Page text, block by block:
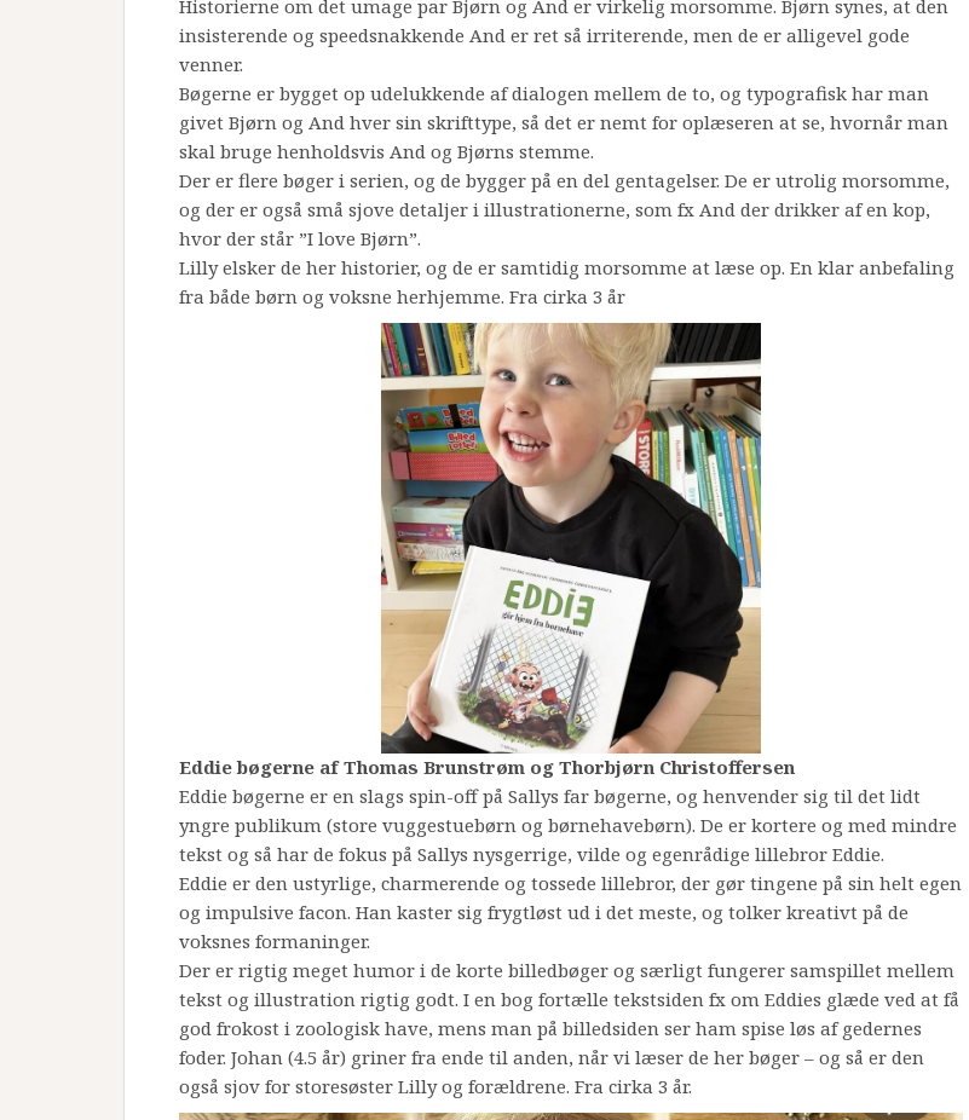
Historierne om det umage par Bjørn og And er virkelig morsomme. Bjørn synes, at den
insisterende og speedsnakkende And er ret så irriterende, men de er alligevel gode
venner.
Bøgerne er bygget op udelukkende af dialogen mellem de to, og typografisk har man
givet Bjørn og And hver sin skrifttype, så det er nemt for oplæseren at se, hvornår man
skal bruge henholdsvis And og Bjørns stemme.
Der er flere bøger i serien, og de bygger på en del gentagelser. De er utrolig morsomme,
og der er også små sjove detaljer i illustrationerne, som fx And der drikker af en kop,
hvor der står ”I love Bjørn”.
Lilly elsker de her historier, og de er samtidig morsomme at læse op. En klar anbefaling
fra både børn og voksne herhjemme. Fra cirka 3 år
Eddie bøgerne af Thomas Brunstrøm og Thorbjørn Christoffersen
Eddie bøgerne er en slags spin-off på Sallys far bøgerne, og henvender sig til det lidt
yngre publikum (store vuggestuebørn og børnehavebørn). De er kortere og med mindre
tekst og så har de fokus på Sallys nysgerrige, vilde og egenrådige lillebror Eddie.
Eddie er den ustyrlige, charmerende og tossede lillebror, der gør tingene på sin helt egen
og impulsive facon. Han kaster sig frygtløst ud i det meste, og tolker kreativt på de
voksnes formaninger.
Der er rigtig meget humor i de korte billedbøger og særligt fungerer samspillet mellem
tekst og illustration rigtig godt. I en bog fortælle tekstsiden fx om Eddies glæde ved at få
god frokost i zoologisk have, mens man på billedsiden ser ham spise løs af gedernes
foder. Johan (4.5 år) griner fra ende til anden, når vi læser de her bøger – og så er den
også sjov for storesøster Lilly og forældrene. Fra cirka 3 år.